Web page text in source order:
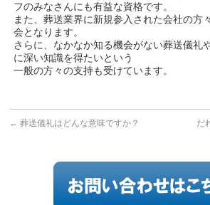
フのみなさんにも有益な資格です。
また、葬送業界に新規参入された会社の方
会となります。
さらに、なかなか知る機会がない葬送儀礼
に深い知識を得たいという
一般の方々の支持も受けています。
← 葬送儀礼はどんな意味ですか？ だ